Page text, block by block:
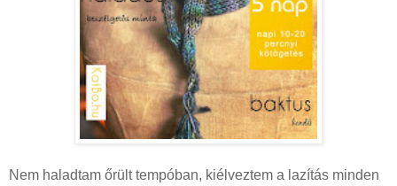
Nem haladtam őrült tempóban, kiélveztem a lazítás minden